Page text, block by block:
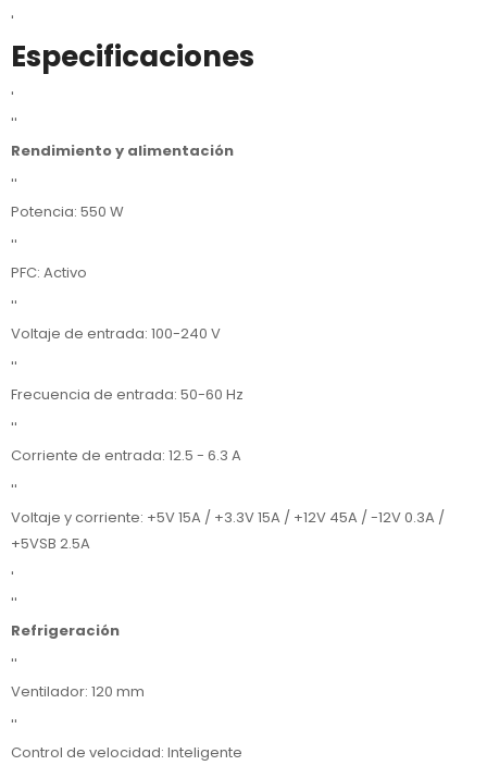
'
Especificaciones
'
''
Rendimiento y alimentación
''
Potencia: 550 W
''
PFC: Activo
''
Voltaje de entrada: 100-240 V
''
Frecuencia de entrada: 50-60 Hz
''
Corriente de entrada: 12.5 - 6.3 A
''
Voltaje y corriente: +5V 15A / +3.3V 15A / +12V 45A / -12V 0.3A /
+5VSB 2.5A
'
''
Refrigeración
''
Ventilador: 120 mm
''
Control de velocidad: Inteligente